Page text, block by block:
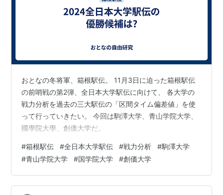
おとなの冬将軍、箱根駅伝。 11月3日に迫った箱根駅伝
の前哨戦の第2弾、全日本大学駅伝に向けて、 各大学の
戦力分析を過去の三大駅伝の「区間タイム偏差値」を使
って行っていきたい。 今回は駒澤大学、青山学院大学、
國學院大學、創価大学だ。
#箱根駅伝 #全日本大学駅伝 #戦力分析 #駒澤大学
#青山学院大学 #国学院大学 #創価大学